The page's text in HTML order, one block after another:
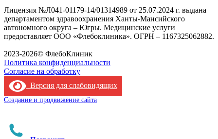
Лицензия №Л041-01179-14/01314989 от 25.07.2024 г. выдана
департаментом здравоохранения Ханты-Мансийского
автономного округа – Югры. Медицинские услуги
предоставляет ООО «Флебоклиника». ОГРН – 1167325062882.
2023-2026© ФлебоКлиник
Политика конфиденциальности
Согласие на обработку
Версия для слабовидящих
Создание и продвижение сайта